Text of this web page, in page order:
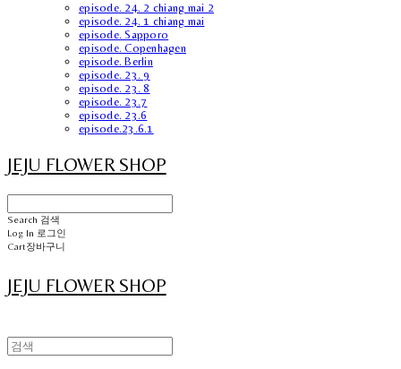
episode. 24. 2 chiang mai 2
episode. 24. 1 chiang mai
episode. Sapporo
episode. Copenhagen
episode. Berlin
episode. 23. 9
episode. 23. 8
episode. 23.7
episode. 23.6
episode.23.6.1
JEJU FLOWER SHOP
Search 검색
Log In 로그인
Cart장바구니
JEJU FLOWER SHOP